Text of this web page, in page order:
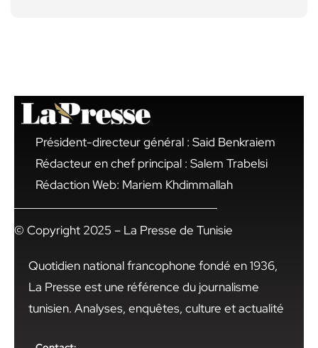
Président-directeur général : Said Benkraiem
Rédacteur en chef principal : Salem Trabelsi
Rédaction Web: Mariem Khdimmallah
© Copyright 2025 – La Presse de Tunisie
Quotidien national francophone fondé en 1936,
La Presse est une référence du journalisme
tunisien. Analyses, enquêtes, culture et actualité